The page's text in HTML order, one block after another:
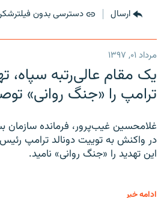
ارسال دسترسی بدون
مرداد ۰۱, ۱۳۹۷
یک مقام عالی‌رتبه سپاه،
ترامپ را «جنگ روانی»
غلامحسین غیب‌پرور، فرمانده
در واکنش به توییت دونالد ترامپ
این تهدید را «جنگ روانی» نامید.
ادامه خبر